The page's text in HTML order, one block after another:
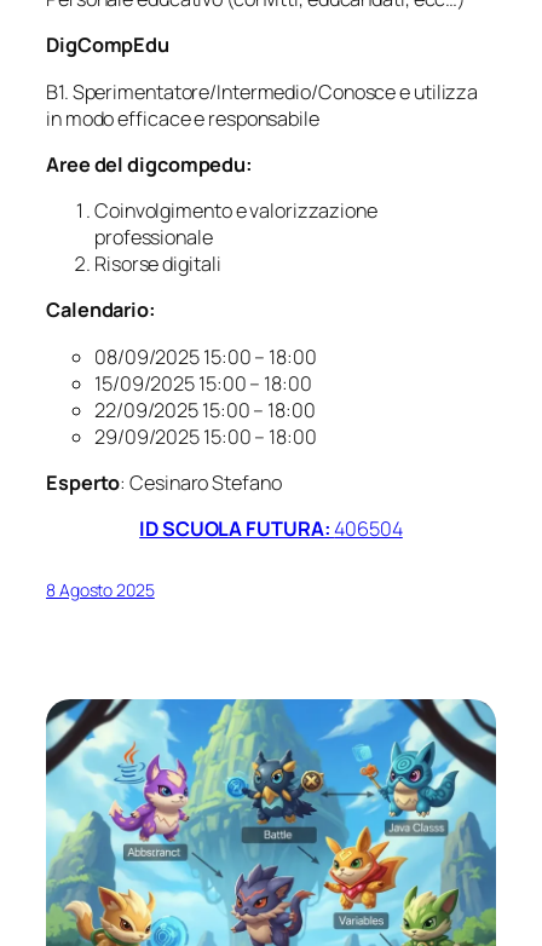
DigCompEdu
B1. Sperimentatore/Intermedio/Conosce e utilizza
in modo efficace e responsabile
Aree del digcompedu:
Coinvolgimento e valorizzazione
professionale
Risorse digitali
Calendario:
08/09/2025 15:00 – 18:00
15/09/2025 15:00 – 18:00
22/09/2025 15:00 – 18:00
29/09/2025 15:00 – 18:00
Esperto: Cesinaro Stefano
ID SCUOLA FUTURA:406504
8 Agosto 2025